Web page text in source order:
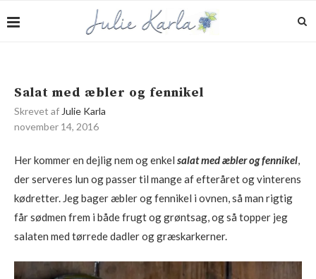
Salat med æbler og fennikel
Skrevet af Julie Karla
november 14, 2016
Her kommer en dejlig nem og enkel salat med æbler og fennikel,
der serveres lun og passer til mange af efteråret og vinterens
kødretter. Jeg bager æbler og fennikel i ovnen, så man rigtig
får sødmen frem i både frugt og grøntsag, og så topper jeg
salaten med tørrede dadler og græskarkerner.